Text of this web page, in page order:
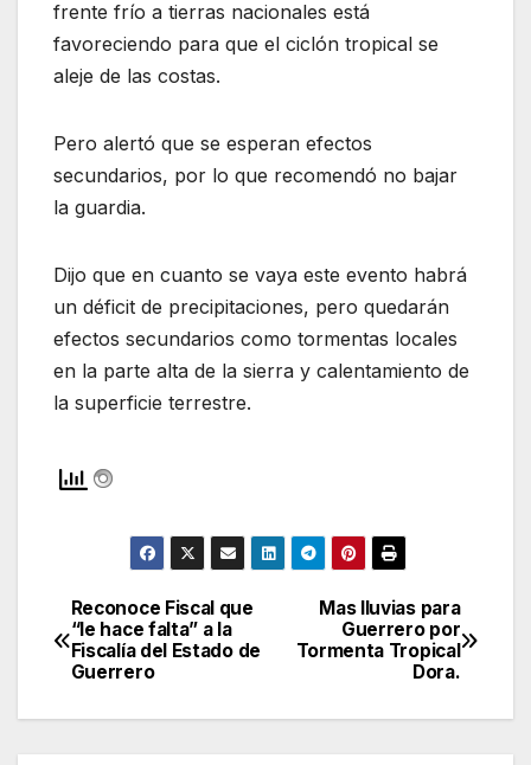
frente frío a tierras nacionales está
favoreciendo para que el ciclón tropical se
aleje de las costas.
Pero alertó que se esperan efectos
secundarios, por lo que recomendó no bajar
la guardia.
Dijo que en cuanto se vaya este evento habrá
un déficit de precipitaciones, pero quedarán
efectos secundarios como tormentas locales
en la parte alta de la sierra y calentamiento de
la superficie terrestre.
Navegación
de
entradas
Mas lluvias para
Guerrero por
Tormenta Tropical
Dora.
Reconoce Fiscal que
“le hace falta” a la
Fiscalía del Estado de
Guerrero